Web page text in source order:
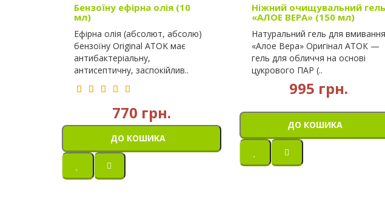
Бензоїну ефірна олія (10
мл)
Ефірна олія (абсолют, абсолю)
бензоїну Original ATOK має
антибактеріальну,
антисептичну, заспокійлив..
770 грн.
ДО КОШИКА
Ніжний очищувальний гель
«АЛОЕ ВЕРА» (150 мл)
Натуральний гель для вмивання
«Алое Вера» Оригінал АТОК —
гель для обличчя на основі
цукрового ПАР (..
995 грн.
ДО КОШИКА